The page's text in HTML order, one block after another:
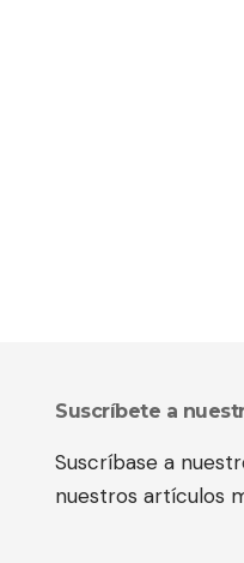
Suscríbete a
Suscríbase a
nuestros artículos